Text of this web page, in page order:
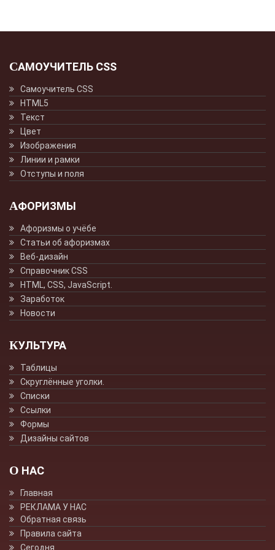
САМОУЧИТЕЛЬ CSS
Самоучитель CSS
HTML5
Текст
Цвет
Изображения
Линии и рамки
Отступы и поля
АФОРИЗМЫ
Афоризмы о учёбе
Статьи об афоризмах
Веб-дизайн
Справочник CSS
HTML, CSS, JavaScript.
Заработок
Новости
КУЛЬТУРА
Таблицы
Скруглённые уголки.
Списки
Ссылки
Формы
Дизайны сайтов
О НАС
Главная
РЕКЛАМА У НАС
Обратная связь
Правила сайта
Сегодня